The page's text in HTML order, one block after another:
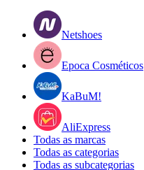
Netshoes
Epoca Cosméticos
KaBuM!
AliExpress
Todas as marcas
Todas as categorias
Todas as subcategorias